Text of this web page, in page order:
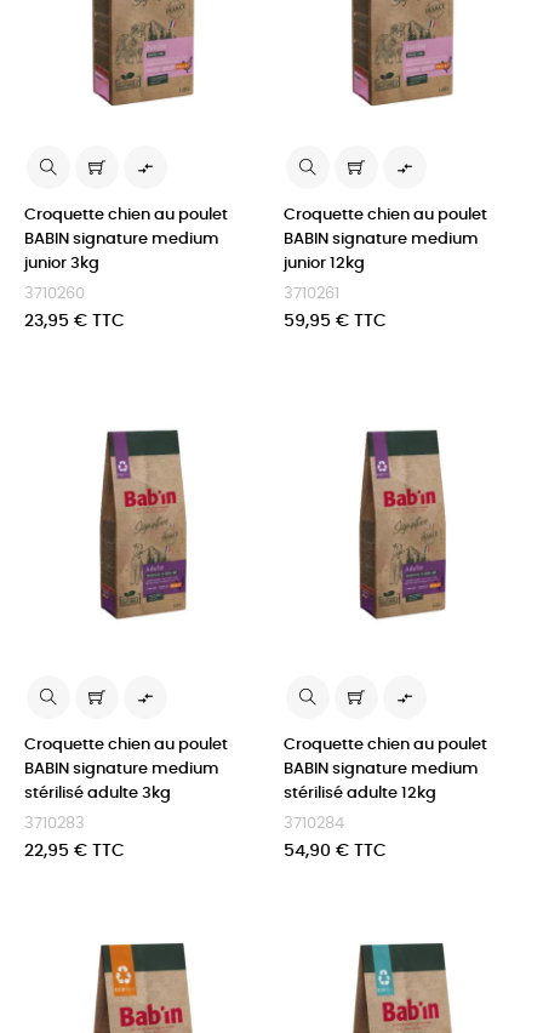

Croquette chien au poulet
BABIN signature medium
junior 3kg
3710260
Prix
23,95 € TTC

Croquette chien au poulet
BABIN signature medium
junior 12kg
3710261
Prix
59,95 € TTC

Croquette chien au poulet
BABIN signature medium
stérilisé adulte 3kg
3710283
Prix
22,95 € TTC

Croquette chien au poulet
BABIN signature medium
stérilisé adulte 12kg
3710284
Prix
54,90 € TTC